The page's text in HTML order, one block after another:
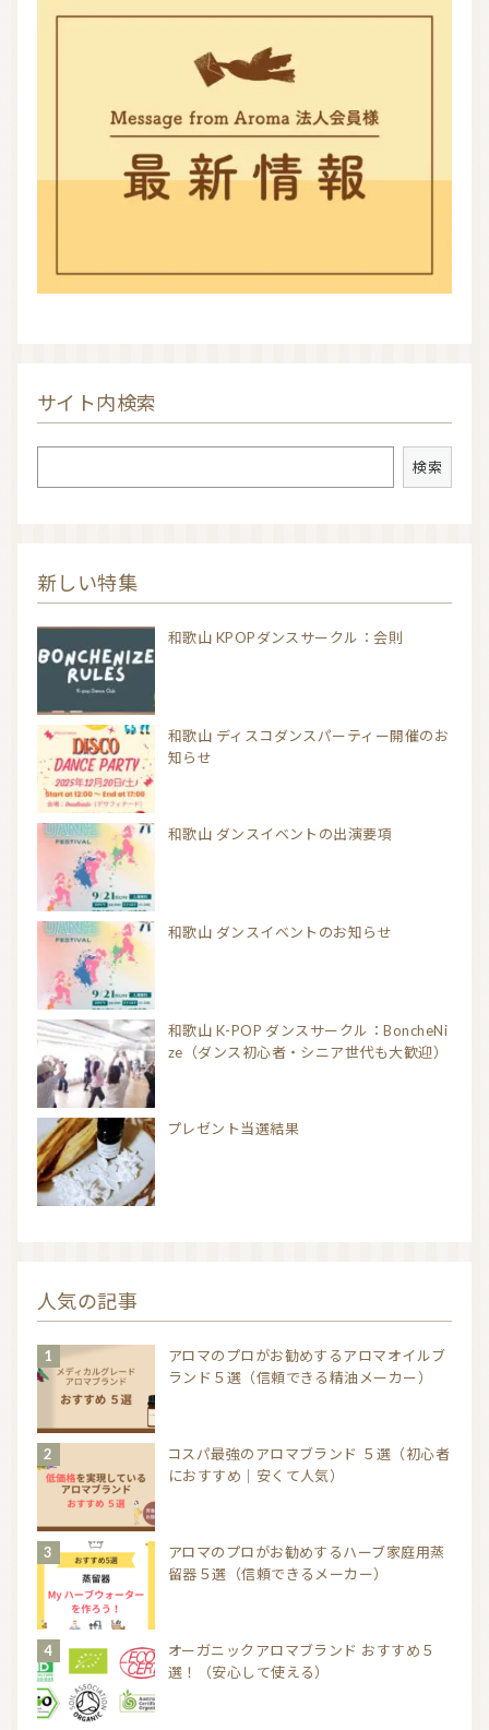
サイト内検索
検索
新しい特集
和歌山 KPOPダンスサークル：会則
和歌山 ディスコダンスパーティー開催のお
知らせ
和歌山 ダンスイベントの出演要項
和歌山 ダンスイベントのお知らせ
和歌山 K-POP ダンスサークル：BoncheNi
ze（ダンス初心者・シニア世代も大歓迎）
プレゼント当選結果
人気の記事
アロマのプロがお勧めするアロマオイルブ
ランド５選（信頼できる精油メーカー）
コスパ最強のアロマブランド ５選（初心者
におすすめ｜安くて人気）
アロマのプロがお勧めするハーブ家庭用蒸
留器５選（信頼できるメーカー）
オーガニックアロマブランド おすすめ５
選！（安心して使える）